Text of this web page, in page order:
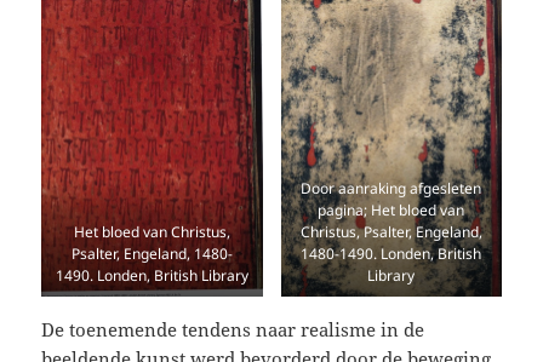
Het bloed van Christus,
Psalter, Engeland, 1480-
1490. Londen, British Library
Door aanraking afgesleten
pagina; Het bloed van
Christus, Psalter, Engeland,
1480-1490. Londen, British
Library
De toenemende tendens naar realisme in de